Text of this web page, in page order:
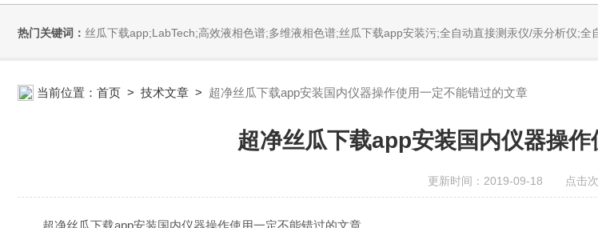
热门关键词： 丝瓜下载app;LabTech;高效液相色谱;多维液相色谱;丝瓜下载app安装污;全自动直接测汞仪/汞分析仪;全自动水质分析仪;微波消解萃取系统;微波合成系统;微波灰化磺化系统;全自动固相萃取系统;Dryvap全自动溶剂蒸发系统;激光固体烧蚀进样系统;循环水冷却器;电热消解仪;微控数显电热板;光波加热仪;磁力搅拌器;分析仪器;丝瓜下载app安装设备;样品前处理仪器;丝瓜下载app安装信息管理系统（LIMS;超净丝瓜下载app
当前位置： 首页 > 技术文章 > 超净丝瓜下载app安装国内仪器操作使用一定不能错过的文章
超净丝瓜下载app安装国内仪器操
更新时间：2019-09-18 点击次
超净丝瓜下载app安装国内仪器操作使用一定不能错过的文章